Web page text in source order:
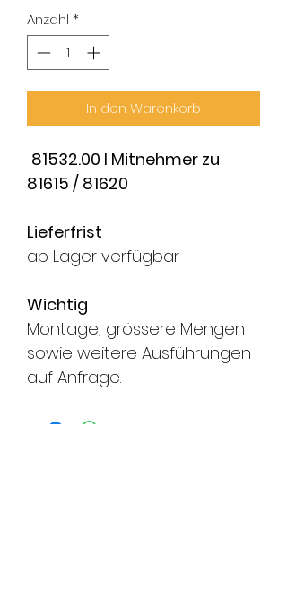
Anzahl *
In den Warenkorb
81532.00 I Mitnehmer zu
81615 / 81620
Lieferfrist
ab Lager verfügbar
Wichtig
Montage, grössere Mengen
sowie weitere Ausführungen
auf Anfrage.